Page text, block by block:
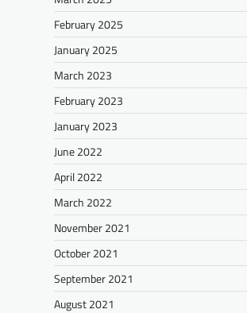
February 2025
January 2025
March 2023
February 2023
January 2023
June 2022
April 2022
March 2022
November 2021
October 2021
September 2021
August 2021